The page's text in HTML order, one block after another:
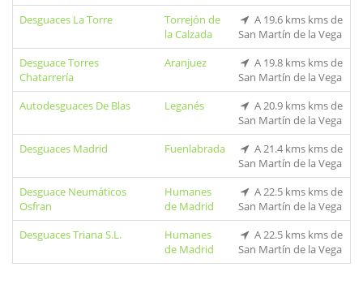
Desguaces La Torre
Torrejón de
la Calzada
A 19.6 kms kms de
San Martín de la Vega
Desguace Torres
Chatarrería
Aranjuez
A 19.8 kms kms de
San Martín de la Vega
Autodesguaces De Blas
Leganés
A 20.9 kms kms de
San Martín de la Vega
Desguaces Madrid
Fuenlabrada
A 21.4 kms kms de
San Martín de la Vega
Desguace Neumáticos
Osfran
Humanes
de Madrid
A 22.5 kms kms de
San Martín de la Vega
Desguaces Triana S.L.
Humanes
de Madrid
A 22.5 kms kms de
San Martín de la Vega